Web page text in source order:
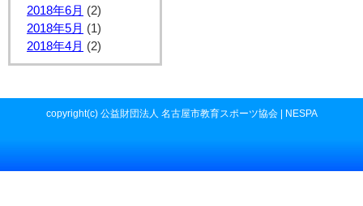
2018年6月 (2)
2018年5月 (1)
2018年4月 (2)
copyright(c) 公益財団法人 名古屋市教育スポーツ協会 | NESPA